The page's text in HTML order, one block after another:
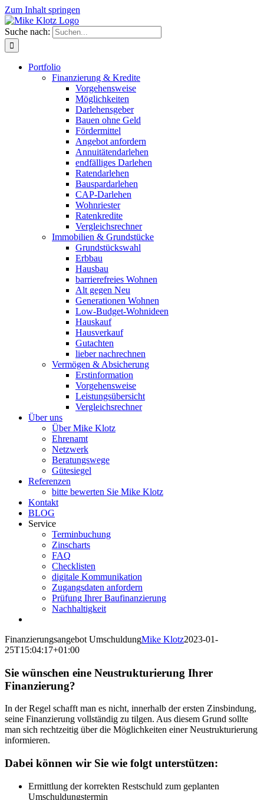
Zum Inhalt springen
Suche nach:
Portfolio
Finanzierung & Kredite
Vorgehensweise
Möglichkeiten
Darlehensgeber
Bauen ohne Geld
Fördermittel
Angebot anfordern
Annuitätendarlehen
endfälliges Darlehen
Ratendarlehen
Bauspardarlehen
CAP-Darlehen
Wohnriester
Ratenkredite
Vergleichsrechner
Immobilien & Grundstücke
Grundstückswahl
Erbbau
Hausbau
barrierefreies Wohnen
Alt gegen Neu
Generationen Wohnen
Low-Budget-Wohnideen
Hauskauf
Hausverkauf
Gutachten
lieber nachrechnen
Vermögen & Absicherung
Erstinformation
Vorgehensweise
Leistungsübersicht
Vergleichsrechner
Über uns
Über Mike Klotz
Ehrenamt
Netzwerk
Beratungswege
Gütesiegel
Referenzen
bitte bewerten Sie Mike Klotz
Kontakt
BLOG
Service
Terminbuchung
Zinscharts
FAQ
Checklisten
digitale Kommunikation
Zugangsdaten anfordern
Prüfung Ihrer Baufinanzierung
Nachhaltigkeit
Finanzierungsangebot UmschuldungMike Klotz2023-01-
25T15:04:17+01:00
Sie wünschen eine Neustrukturierung Ihrer
Finanzierung?
In der Regel schafft man es nicht, innerhalb der ersten Zinsbindung,
seine Finanzierung vollständig zu tilgen. Aus diesem Grund sollte
man sich rechtzeitig über die Möglichkeiten einer Neustrukturierung
informieren.
Dabei können wir Sie wie folgt unterstützen:
Ermittlung der korrekten Restschuld zum geplanten
Umschuldungstermin